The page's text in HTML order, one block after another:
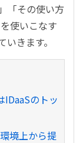
「その使い方
使いこなす
きます。
IDaaSのトッ
境上から提